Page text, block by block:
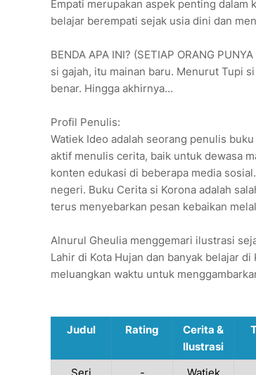
Empati merupakan aspek penting
belajar berempati sejak usia dini dan
BENDA APA INI? (SETIAP ORANG
si gajah, itu mainan baru. Menurut Tupi
benar. Hingga akhirnya…
Profil Penulis:
Watiek Ideo adalah seorang penulis
aktif menulis cerita, baik untuk dewasa
konten edukasi di beberapa media
negeri. Buku Cerita si Korona adalah
terus menyebarkan pesan kebaikan
Alnurul Gheulia menggemari ilustrasi
Lahir di Kota Hujan dan banyak belajar
meluangkan waktu untuk
Judul Rating
Cerita &
Ilustrasi